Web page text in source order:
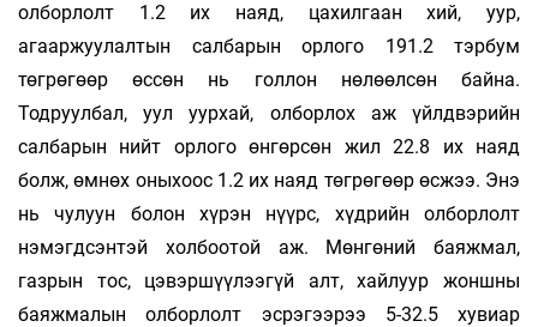
олборлолт 1.2 их наяд, ца­хилгаан хий, уур,
агааржуулалтын салбарын орлого 191.2 тэрбум
төгрөгөөр өссөн нь голлон нөлөөлсөн байна.
Тодруулбал, уул уурхай, ол­бор­лох аж үйлдвэрийн
салбарын нийт орлого өн­гөрсөн жил 22.8 их наяд
болж, өмнөх оныхоос 1.2 их наяд төгрөгөөр өсжээ. Энэ
нь чулуун болон хүрэн нүүрс, хүдрийн олборлолт
нэмэгдсэнтэй холбоотой аж. Мөнгөний баяжмал,
газрын тос, цэвэр­шүүлээгүй алт, хайлуур жоншны
баяж­ма­лын олборлолт эсрэгээрээ 5-32.5 хувиар